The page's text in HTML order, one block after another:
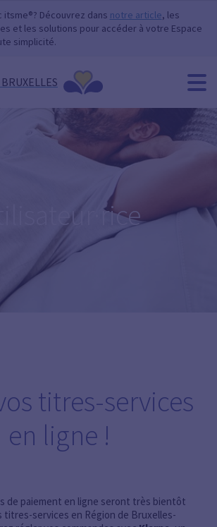
itsme®? Découvrez dans notre article, les
et les solutions pour accéder à votre Espace
simplicité.
titres-services
en ligne !
de paiement en ligne seront très bientôt
titres-services en Région de Bruxelles-